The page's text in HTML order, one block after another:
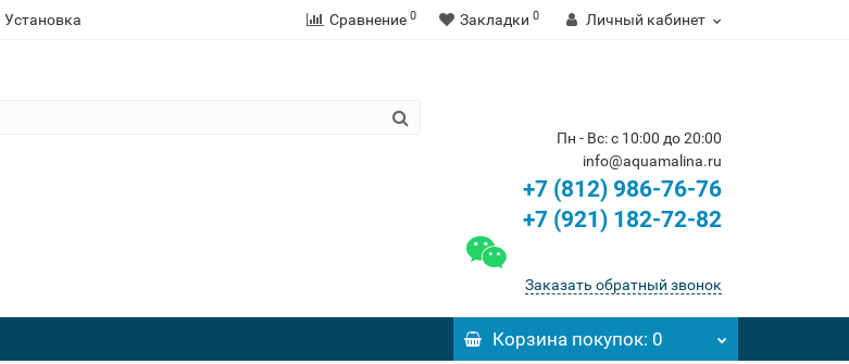
Установка Сравнение 0 Закладки 0 Личный кабинет
Пн - Вс: с 10:00 до 20:00
info@aquamalina.ru
+7 (812) 986-76-76
+7 (921) 182-72-82
Заказать обратный звонок
Корзинапокупок: 0